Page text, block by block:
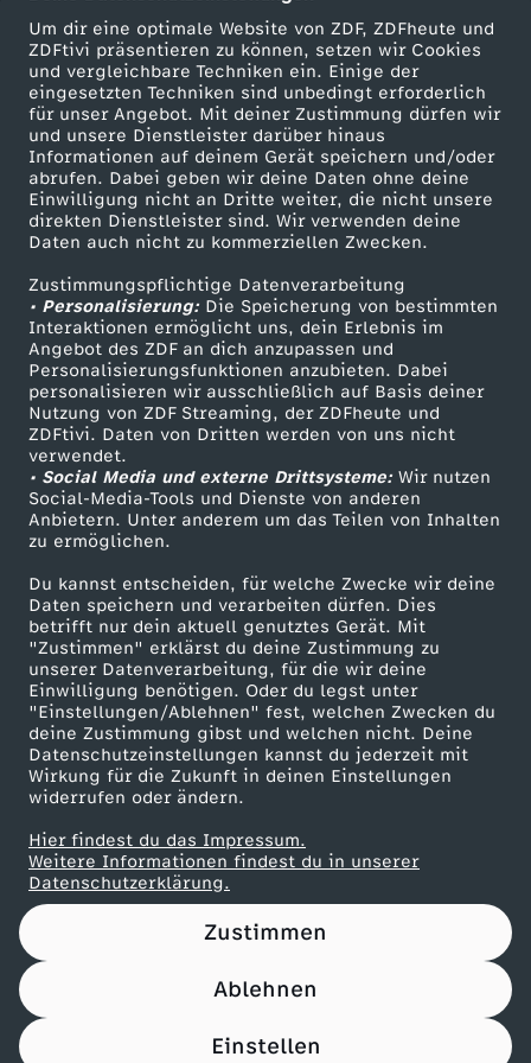
Um dir eine optimale Website von ZDF, ZDFheute und
ZDFtivi präsentieren zu können, setzen wir Cookies
und vergleichbare Techniken ein. Einige der
eingesetzten Techniken sind unbedingt erforderlich
für unser Angebot. Mit deiner Zustimmung dürfen wir
und unsere Dienstleister darüber hinaus
Informationen auf deinem Gerät speichern und/oder
abrufen. Dabei geben wir deine Daten ohne deine
Einwilligung nicht an Dritte weiter, die nicht unsere
direkten Dienstleister sind. Wir verwenden deine
Daten auch nicht zu kommerziellen Zwecken.
Zustimmungspflichtige Datenverarbeitung
• Personalisierung:Die Speicherung von bestimmten
Interaktionen ermöglicht uns, dein Erlebnis im
Angebot des ZDF an dich anzupassen und
Personalisierungsfunktionen anzubieten. Dabei
personalisieren wir ausschließlich auf Basis deiner
Nutzung von ZDF Streaming, der ZDFheute und
ZDFtivi. Daten von Dritten werden von uns nicht
verwendet.
• Social Media und externe Drittsysteme:Wir nutzen
Social-Media-Tools und Dienste von anderen
Anbietern. Unter anderem um das Teilen von Inhalten
zu ermöglichen.
Du kannst entscheiden, für welche Zwecke wir deine
Daten speichern und verarbeiten dürfen. Dies
betrifft nur dein aktuell genutztes Gerät. Mit
"Zustimmen" erklärst du deine Zustimmung zu
unserer Datenverarbeitung, für die wir deine
Einwilligung benötigen. Oder du legst unter
"Einstellungen/Ablehnen" fest, welchen Zwecken du
deine Zustimmung gibst und welchen nicht. Deine
Datenschutzeinstellungen kannst du jederzeit mit
Wirkung für die Zukunft in deinen Einstellungen
widerrufen oder ändern.
Hier findest du das Impressum.
Weitere Informationen findest du in unserer
Datenschutzerklärung.
Zustimmen
Ablehnen
Einstellen
Filtern
e
r
g
a
r
t
e
n
X
L
e
s
c
h
&
C
o
Mehr ZDF
ZDF-Apps
Smart TV
ZDFtext
Livestreams
Sendungen A-Z
TV-Programm
Service
ZDFmitreden
Kontakt zum ZDF
Tickets
Zuschauerservice
Hilfe
ZDF Unternehmen
Karriere
ZDF goes Schule
Werbefernsehen
Mainzelmännchen
Partner
Nutzungsbedingungen
Impressum